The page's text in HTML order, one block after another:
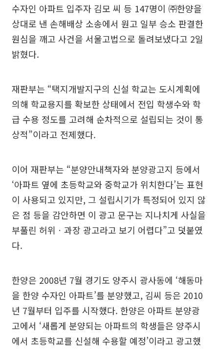
수자인 아파트 입주자 김모 씨 등 147명이 ㈜한양을
상대로 낸 손해배상 소송에서 원고 일부 승소 판결한
원심을 깨고 사건을 서울고법으로 돌려보냈다고 2일
밝혔다.
재판부는 “택지개발지구의 신설 학교는 도시계획에
의해 학교용지를 확보한 상태에서 전입 학생수와 학
급 수용 정도를 고려해 순차적으로 설립되는 것이 통
상적”이라고 전제했다.
이어 재판부는 “분양안내책자와 분양광고지 등에서
‘아파트 옆에 초등학교와 중학교가 위치한다’는 표현
이 사용되고 있지만, 그 설립시기가 특정되어 있지 않
은 점 등을 감안하면 이 광고 문구는 지나치게 사실을
부풀린 허위ㆍ과장 광고라고 보기 어렵다”고 덧붙였
다.
한양은 2008년 7월 경기도 양주시 광사동에 ‘해동마
을 한양 수자인 아파트’를 분양했고, 김씨 등은 2010
년 7월부터 입주를 시작했다. 한양은 아파트 분양광
고에서 ‘새롭게 분양되는 아파트의 학생들은 양주시
에서 초등학교를 신설해 수용할 예정’이라고 광고했